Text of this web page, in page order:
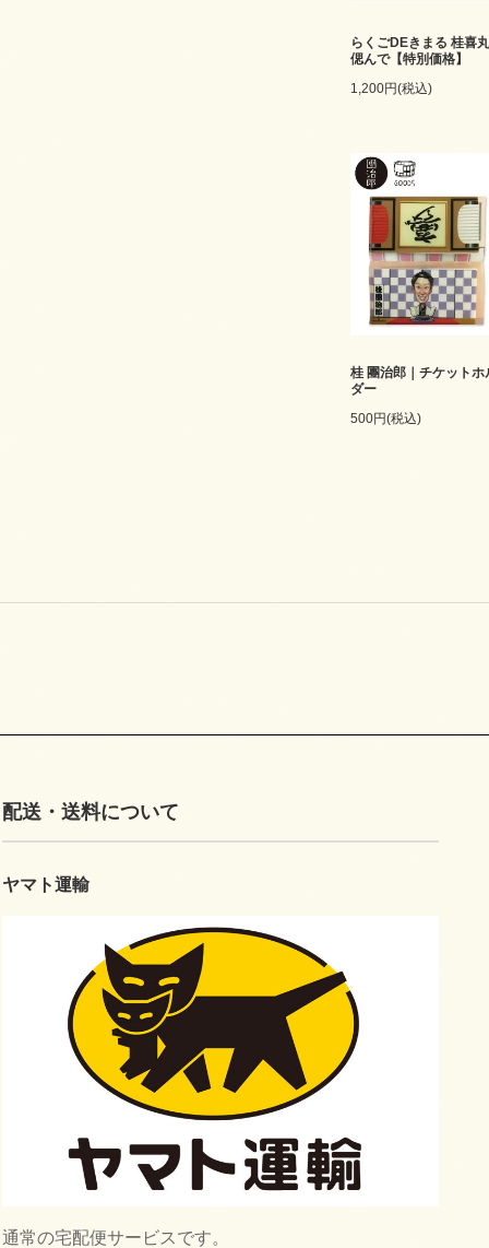
らくごDEきまる 桂喜
偲んで【特別価格】
1,200円(税込)
桂 團治郎｜チケットホ
ダー
500円(税込)
配送・送料について
ヤマト運輸
通常の宅配便サービスです。